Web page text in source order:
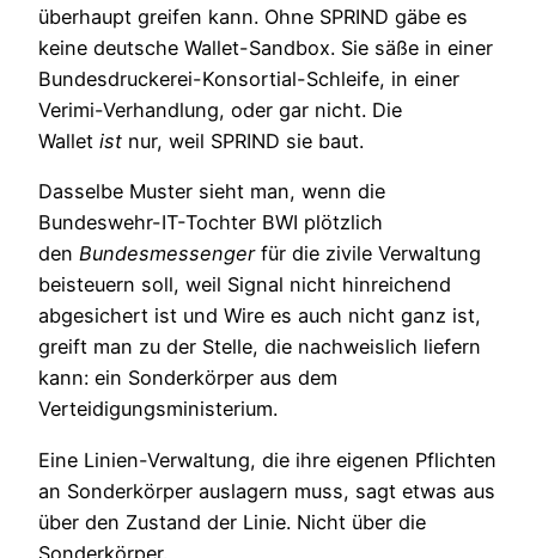
überhaupt greifen kann. Ohne SPRIND gäbe es
keine deutsche Wallet-Sandbox. Sie säße in einer
Bundesdruckerei-Konsortial-Schleife, in einer
Verimi-Verhandlung, oder gar nicht. Die
Wallet ist nur, weil SPRIND sie baut.
Dasselbe Muster sieht man, wenn die
Bundeswehr-IT-Tochter BWI plötzlich
den Bundesmessengerfür die zivile Verwaltung
beisteuern soll, weil Signal nicht hinreichend
abgesichert ist und Wire es auch nicht ganz ist,
greift man zu der Stelle, die nachweislich liefern
kann: ein Sonderkörper aus dem
Verteidigungsministerium.
Eine Linien-Verwaltung, die ihre eigenen Pflichten
an Sonderkörper auslagern muss, sagt etwas aus
über den Zustand der Linie. Nicht über die
Sonderkörper.